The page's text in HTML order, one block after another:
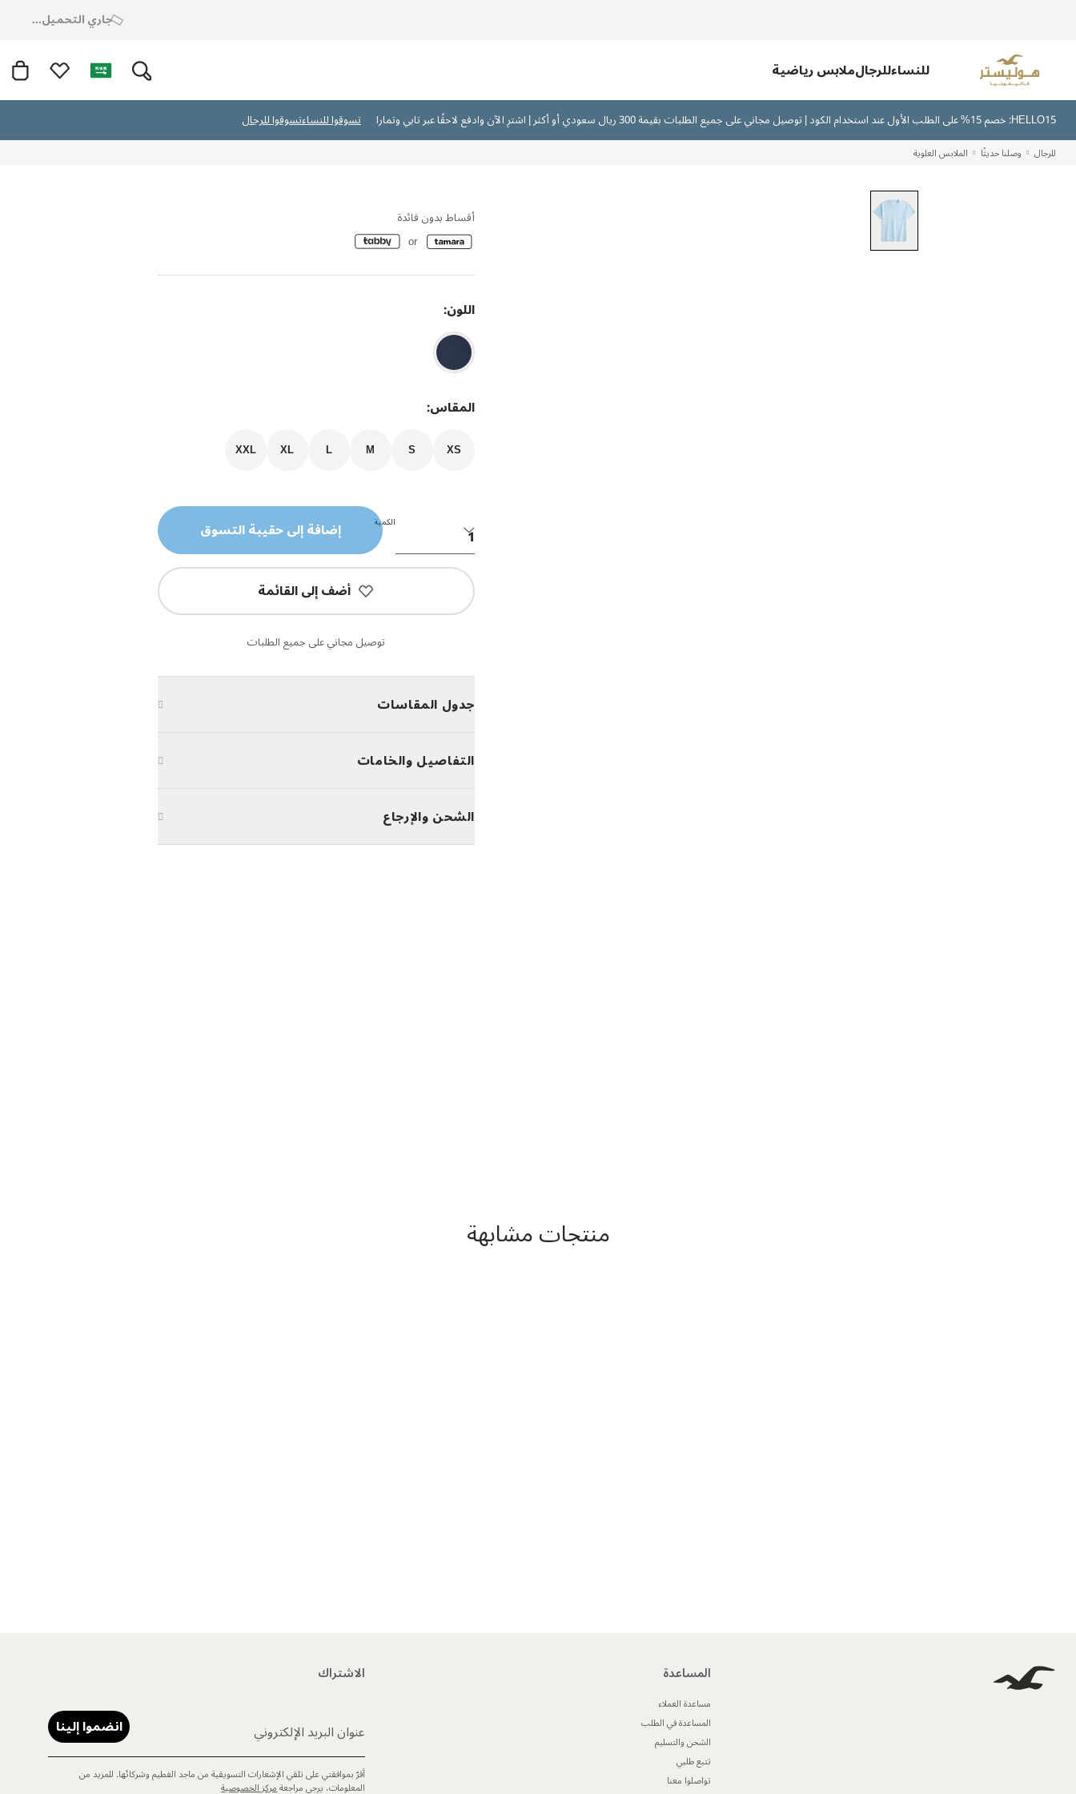
جاري التحميل...
للنساءللرجالملابس رياضية
HELLO15: خصم 15% على الطلب الأول عند استخدام الكود | توصيل مجاني على جميع الطلبات بقيمة 300 ريال سعودي أو أكثر | اشترِ الآن وادفع لاحقًا عبر تابي وتمارا تسوقوا للنساءتسوقوا للرجال
للرجال وصلنا حديثًا الملابس العلوية
أقساط بدون فائدة
اللون:
المقاس:
XS
S
M
L
XL
XXL
الكمية إضافة إلى حقيبة التسوق
أضف إلى القائمة
توصيل مجاني على جميع الطلبات
جدول المقاسات
التفاصيل والخامات
الشحن والإرجاع
منتجات مشابهة
المساعدة
مساعدة العملاء
المساعدة في الطلب
الشحن والتسليم
تتبع طلبي
تواصلوا معنا
الاشتراك
عنوان البريد الإلكتروني انضموا إلينا
أقرّ بموافقتي على تلقي الإشعارات التسويقية من ماجد الفطيم وشركائها. للمزيد من
المعلومات، يرجى مراجعةمركز الخصوصية